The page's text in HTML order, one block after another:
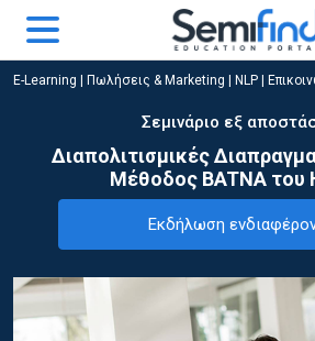
E-Learning Πωλήσεις & Marketing NLP |
Σεμινάριο εξ
Διαπολιτισμικές
Μέθοδος BATNA του
Εκδήλωση